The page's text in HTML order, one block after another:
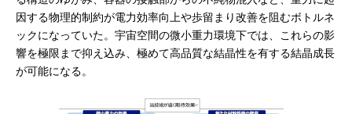
因する物理的制約が電力効率向上や歩留まり改善を阻むボトルネ
ックになっていた。宇宙空間の微小重力環境下では、これらの影
響を極限まで抑え込み、極めて高品質な結晶性を有する結晶成長
が可能になる。